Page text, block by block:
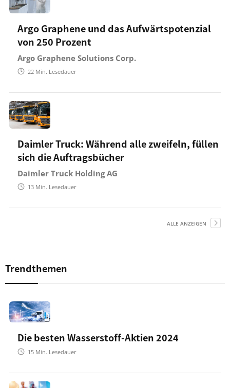
Argo Graphene und das Aufwärtspotenzial
von 250 Prozent
Argo Graphene Solutions Corp.
22 Min. Lesedauer
Daimler Truck: Während alle zweifeln, füllen
sich die Auftragsbücher
Daimler Truck Holding AG
13 Min. Lesedauer
ALLE ANZEIGEN
Trendthemen
Die besten Wasserstoff-Aktien 2024
15 Min. Lesedauer